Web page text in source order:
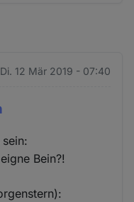
Di. 12 Mär 2019 - 07:40
Bein?!